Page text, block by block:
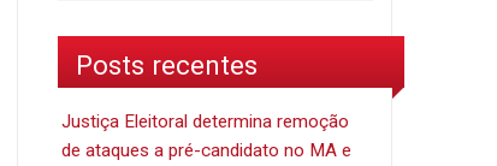
Posts recentes
Justiça Eleitoral determina remoção
de ataques a pré-candidato no MA e